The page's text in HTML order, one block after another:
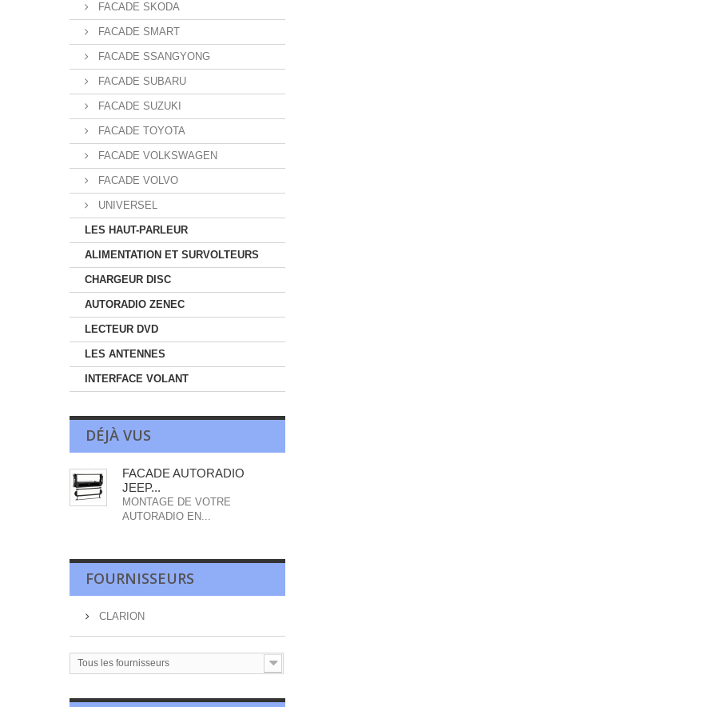
FACADE SKODA
FACADE SMART
FACADE SSANGYONG
FACADE SUBARU
FACADE SUZUKI
FACADE TOYOTA
FACADE VOLKSWAGEN
FACADE VOLVO
UNIVERSEL
LES HAUT-PARLEUR
ALIMENTATION ET SURVOLTEURS
CHARGEUR DISC
AUTORADIO ZENEC
LECTEUR DVD
LES ANTENNES
INTERFACE VOLANT
DÉJÀ VUS
FACADE AUTORADIO
JEEP...
MONTAGE DE VOTRE
AUTORADIO EN...
FOURNISSEURS
CLARION
Tous les fournisseurs